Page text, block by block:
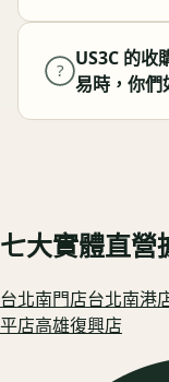
?
US3C 的收
易時，你們
七大實體直營
台北南門店台北南港
平店高雄復興店